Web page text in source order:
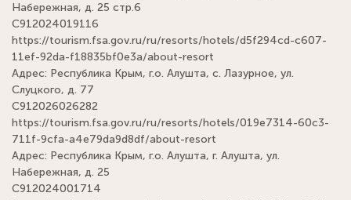
Набережная, д. 25 стр.6
С912024019116
https://tourism.fsa.gov.ru/ru/resorts/hotels/d5f294cd-c607-
11ef-92da-f18835bf0e3a/about-resort
Адрес: Республика Крым, г.о. Алушта, с. Лазурное, ул.
Слуцкого, д. 77
С912026026282
https://tourism.fsa.gov.ru/ru/resorts/hotels/019e7314-60c3-
711f-9cfa-a4e79da9d8df/about-resort
Адрес: Республика Крым, г.о. Алушта, г. Алушта, ул.
Набережная, д. 25
С912024001714